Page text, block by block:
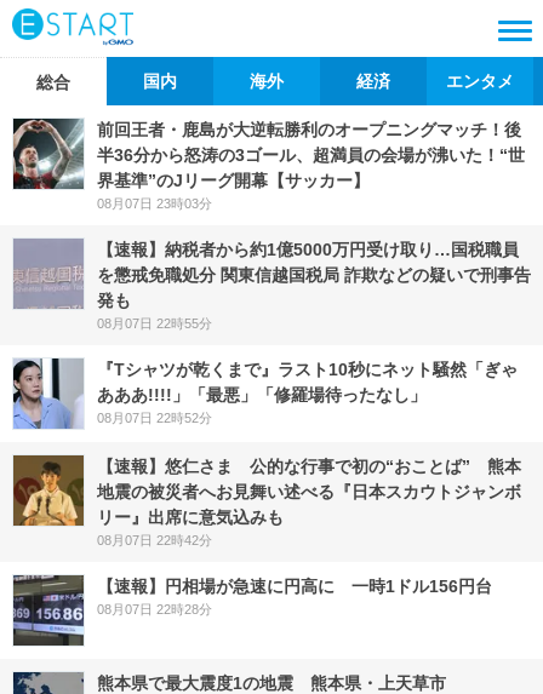
総合 国内 海外 経済 エンタメ
前回王者・鹿島が大逆転勝利のオープニングマッチ！後
半36分から怒涛の3ゴール、超満員の会場が沸いた！“世
界基準”のJリーグ開幕【サッカー】
08月07日 23時03分
【速報】納税者から約1億5000万円受け取り…国税職員
を懲戒免職処分 関東信越国税局 詐欺などの疑いで刑事告
発も
08月07日 22時55分
『Tシャツが乾くまで』ラスト10秒にネット騒然「ぎゃ
あああ!!!!」「最悪」「修羅場待ったなし」
08月07日 22時52分
【速報】悠仁さま 公的な行事で初の“おことば” 熊本
地震の被災者へお見舞い述べる『日本スカウトジャンボ
リー』出席に意気込みも
08月07日 22時42分
【速報】円相場が急速に円高に 一時1ドル156円台
08月07日 22時28分
熊本県で最大震度1の地震 熊本県・上天草市